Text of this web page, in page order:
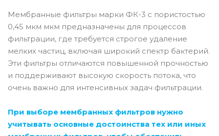
Мембранные фильтры марки ФК-3 с пористостью
0,45 мкм мкм предназначены для процессов
фильтрации, где требуется строгое удаление
мелких частиц, включая широкий спектр бактерий.
Эти фильтры отличаются повышенной прочностью
и поддерживают высокую скорость потока, что
очень важно для интенсивных задач фильтрации.
При выборе мембранных фильтров нужно
учитывать основные достоинства тех или иных